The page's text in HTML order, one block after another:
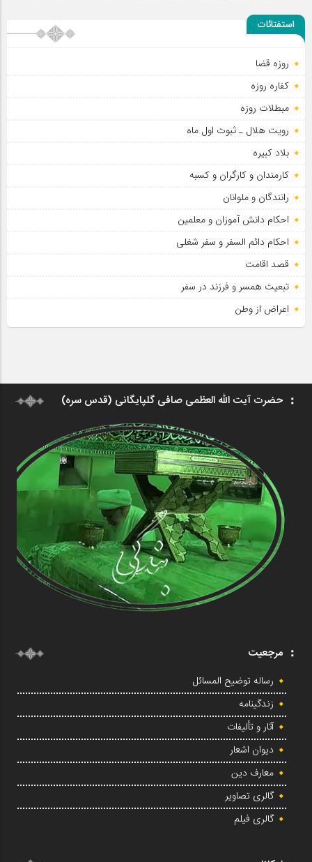
حضور عاشقانه و مخلصانه مردم در مسیر اربعین
استفتائات
روزه قضا
کفاره روزه
مبطلات روزه
رویت هلال ـ ثبوت اول ماه
بلاد کبیره
کارمندان و کارگران و کسبه
رانندگان و ملوانان
احکام دانش آموزان و معلمین
احکام دائم السفر و سفر شغلی
قصد اقامت
تبعیت همسر و فرزند در سفر
اعراض از وطن
حضرت آیت الله العظمی صافی گلپایگانی (قدس سره)
مرجعیت
رساله توضیح المسائل
زندگینامه
آثار و تألیفات
دیوان اشعار
معارف دین
گالری تصاویر
گالری فیلم